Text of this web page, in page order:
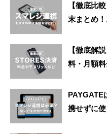
【徹底比
末まとめ
【徹底解
料・月額
PAYGATE
携せずに